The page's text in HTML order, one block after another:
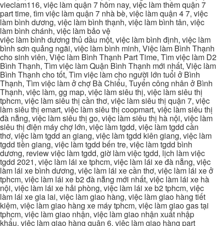
vieclam116, việc làm quận 7 hôm nay, việc làm thêm quận 7
part time, tìm việc làm quận 7 nhà bè, việc làm quận 4 7, việc
làm bình dương, việc làm bình thạnh, việc làm bình tân, việc
làm bình chánh, việc làm bảo vệ
việc làm bình dương thủ dầu một, việc làm bình định, việc làm
bình sơn quảng ngãi, việc làm bình minh, Việc làm Bình Thạnh
cho sinh viên, Việc làm Bình Thạnh Part Time, Tìm việc làm D2
Bình Thạnh, Tìm việc làm Quận Bình Thạnh mới nhất, Việc làm
Bình Thạnh cho tốt, Tìm việc làm cho người lớn tuổi ở Bình
Thạnh, Tìm việc làm ở chợ Bà Chiểu, Tuyển công nhân ở Bình
Thạnh, việc làm, gg map, việc làm siêu thị, việc làm siêu thị
tphcm, việc làm siêu thị cần thơ, việc làm siêu thị quận 7, việc
làm siêu thị emart, việc làm siêu thị coopmart, việc làm siêu thị
đà nẵng, việc làm siêu thị go, việc làm siêu thị hà nội, việc làm
siêu thị điện máy chợ lớn, việc làm tgdd, việc làm tgdd cần
thơ, việc làm tgdd an giang, việc làm tgdd kiên giang, việc làm
tgdd tiền giang, việc làm tgdd bến tre, việc làm tgdd bình
dương, review việc làm tgdd, giờ làm việc tgdd, lịch làm việc
tgdd 2021, việc làm lái xe tphcm, việc làm lái xe đà nẵng, việc
làm lái xe bình dương, việc làm lái xe cần thơ, việc làm lái xe ở
tphcm, việc làm lái xe b2 đà nẵng mới nhất, việc làm lái xe hà
nội, việc làm lái xe hải phòng, việc làm lái xe b2 tphcm, việc
làm lái xe gia lai, việc làm giao hàng, việc làm giao hàng tiết
kiệm, việc làm giao hàng xe máy tphcm, việc làm giao gas tại
tphcm, việc làm giao nhận, việc làm giao nhận xuất nhập
khẩu, việc làm giao hàng quận 6, việc làm giao hàng part